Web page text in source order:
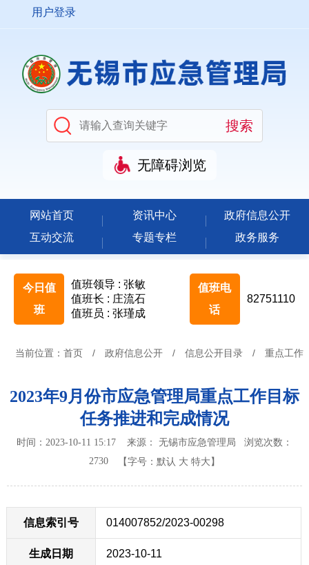
用户登录
无障碍浏览
网站首页 资讯中心
政府信息公开
互动交流
专题专栏 政务服务
今日值
班
值班领导 : 张敏
值班长 : 庄流石
值班员 : 张瑾成
值班电
话
82751110
当前位置： 首页 / 政府信息公开 / 信息公开目录 / 重点工作
2023年9月份市应急管理局重点工作目标
任务推进和完成情况
时间：2023-10-11 15:17 来源： 无锡市应急管理局 浏览次数：
2730
【字号： 默认 大 特大 】
信息索引号 014007852/2023-00298
生成日期 2023-10-11